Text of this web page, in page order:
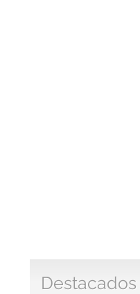
Destacados